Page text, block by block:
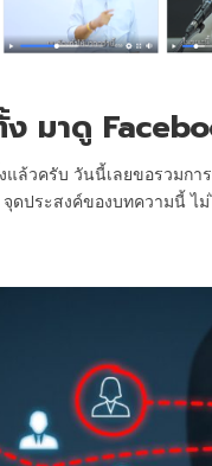
มาดู
แล้วครับ วันนี้เลยขอรวมก
ประสงค์ของบทความนี้ ไ